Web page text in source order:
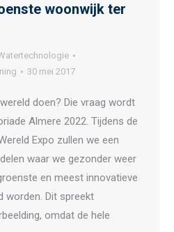
woonwijk ter
30 mei 2017
doen? Die vraag wordt
Almere 2022. Tijdens de
Expo zullen we een
waar we gezonder weer
en meest innovatieve
worden. Dit spreekt
omdat de hele